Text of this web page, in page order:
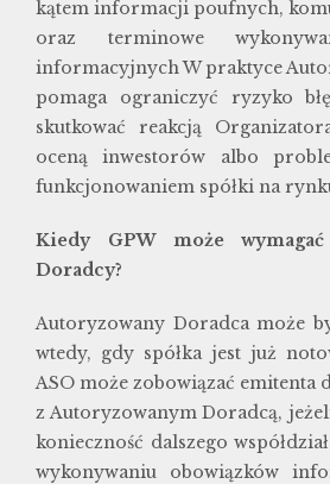
kątem informacji poufnych,
oraz terminowe
informacyjnych W praktyce
pomaga ograniczyć ryzyko
skutkować reakcją
oceną inwestorów albo
funkcjonowaniem spółki na
Kiedy GPW może wymagać
Doradcy?
Autoryzowany Doradca może
wtedy, gdy spółka jest już
ASO może zobowiązać emitenta
z Autoryzowanym Doradcą,
konieczność dalszego
wykonywaniu obowiązków